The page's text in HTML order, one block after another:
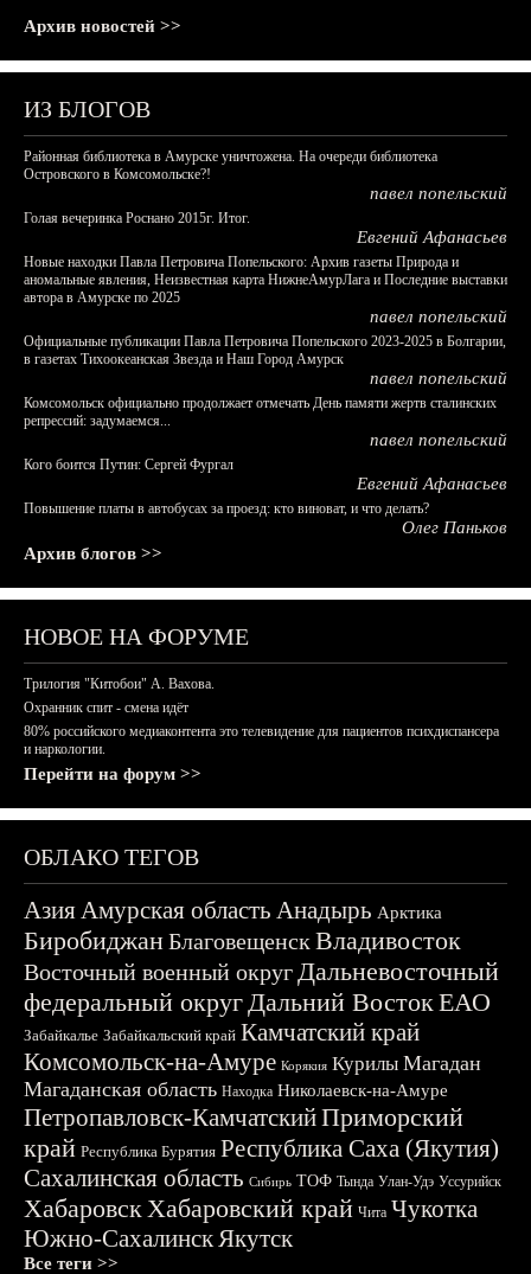
Архив новостей >>
ИЗ БЛОГОВ
Районная библиотека в Амурске уничтожена. На очереди библиотека
Островского в Комсомольске?!
павел попельский
Голая вечеринка Роснано 2015г. Итог.
Евгений Афанасьев
Новые находки Павла Петровича Попельского: Архив газеты Природа и
аномальные явления, Неизвестная карта НижнеАмурЛага и Последние выставки
автора в Амурске по 2025
павел попельский
Официальные публикации Павла Петровича Попельского 2023-2025 в Болгарии,
в газетах Тихоокеанская Звезда и Наш Город Амурск
павел попельский
Комсомольск официально продолжает отмечать День памяти жертв сталинских
репрессий: задумаемся...
павел попельский
Кого боится Путин: Сергей Фургал
Евгений Афанасьев
Повышение платы в автобусах за проезд: кто виноват, и что делать?
Олег Паньков
Архив блогов >>
НОВОЕ НА ФОРУМЕ
Трилогия "Китобои" А. Вахова.
Охранник спит - смена идёт
80% российского медиаконтента это телевидение для пациентов психдиспансера
и наркологии.
Перейти на форум >>
ОБЛАКО ТЕГОВ
АзияАмурская область Анадырь Арктика
БиробиджанБлаговещенскВладивосток
Восточный военный округДальневосточный
федеральный округДальний ВостокЕАО
Забайкалье Забайкальский край Камчатский край
Комсомольск-на-Амуре Корякия Курилы Магадан
Магаданская область Находка Николаевск-на-Амуре
Петропавловск-КамчатскийПриморский
край Республика Бурятия Республика Саха (Якутия)
Сахалинская область Сибирь ТОФ Тында Улан-Удэ Уссурийск
ХабаровскХабаровский край Чита Чукотка
Южно-СахалинскЯкутск
Все теги >>